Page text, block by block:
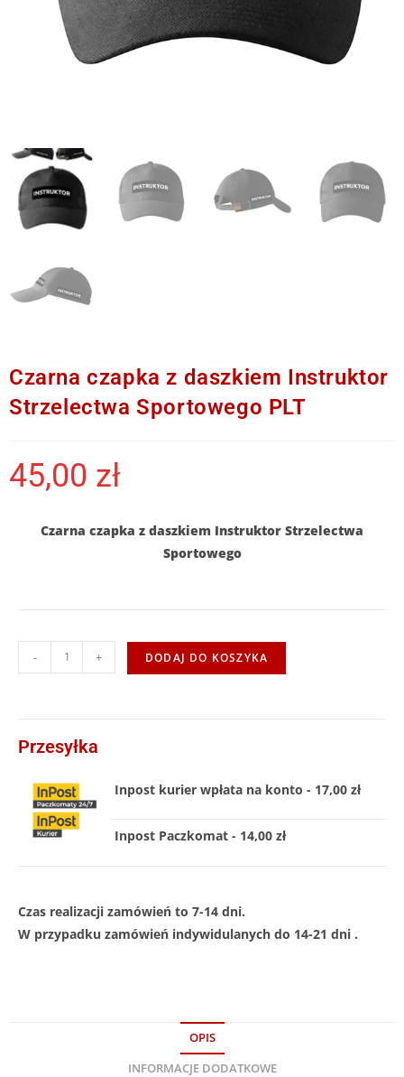
Czarna czapka z daszkiem Instruktor
Strzelectwa Sportowego PLT
45,00 zł
Czarna czapka z daszkiem Instruktor Strzelectwa
Sportowego
- + DODAJ DO KOSZYKA
Przesyłka
Inpost kurier wpłata na konto - 17,00 zł
Inpost Paczkomat - 14,00 zł
Czas realizacji zamówień to 7-14 dni.
W przypadku zamówień indywidulanych do 14-21 dni .
OPIS
INFORMACJE DODATKOWE